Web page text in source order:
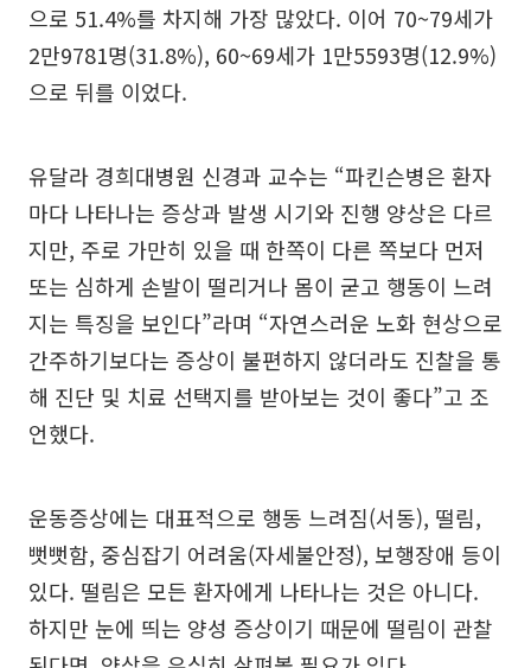
으로 51.4%를 차지해 가장 많았다. 이어 70~79세가
2만9781명(31.8%), 60~69세가 1만5593명(12.9%)
으로 뒤를 이었다.
유달라 경희대병원 신경과 교수는 “파킨슨병은 환자
마다 나타나는 증상과 발생 시기와 진행 양상은 다르
지만, 주로 가만히 있을 때 한쪽이 다른 쪽보다 먼저
또는 심하게 손발이 떨리거나 몸이 굳고 행동이 느려
지는 특징을 보인다”라며 “자연스러운 노화 현상으로
간주하기보다는 증상이 불편하지 않더라도 진찰을 통
해 진단 및 치료 선택지를 받아보는 것이 좋다”고 조
언했다.
운동증상에는 대표적으로 행동 느려짐(서동), 떨림,
뻣뻣함, 중심잡기 어려움(자세불안정), 보행장애 등이
있다. 떨림은 모든 환자에게 나타나는 것은 아니다.
하지만 눈에 띄는 양성 증상이기 때문에 떨림이 관찰